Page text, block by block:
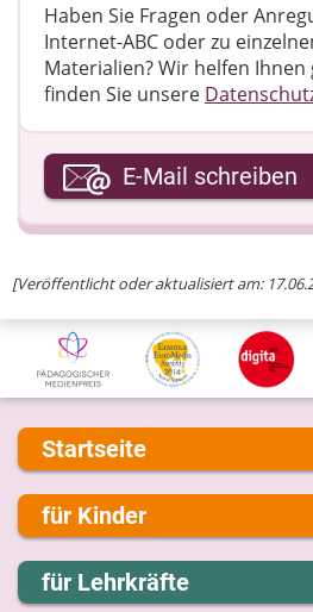
[Veröffentlicht oder aktualisiert am:
Haben Sie Fragen oder
Internet-ABC oder zu
Materialien? Wir helfen
finden Sie unsere
Ihre E-Mail-Adresse
E-Mail schreiben
Startseite
Über uns
Presse
Kontakt
Impressum
für Kinder
Lernen und Schule
Hobby und Freizeit
für Lehrkräfte